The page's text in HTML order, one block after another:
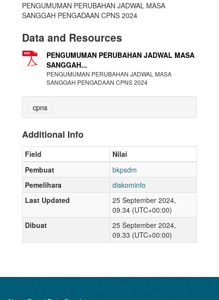
PENGUMUMAN PERUBAHAN JADWAL MASA
SANGGAH PENGADAAN CPNS 2024
Data and Resources
PENGUMUMAN PERUBAHAN JADWAL MASA
SANGGAH...
PENGUMUMAN PERUBAHAN JADWAL MASA
SANGGAH PENGADAAN CPNS 2024
cpns
Additional Info
Field
Nilai
Pembuat
bkpsdm
Pemelihara
diskominfo
Last Updated
25 September 2024,
09.34 (UTC+00:00)
Dibuat
25 September 2024,
09.33 (UTC+00:00)